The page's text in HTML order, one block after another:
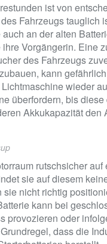
ist von
Fahrzeugs tauglich
an der alten
Vorgängerin. Eine
des Fahrzeugs
kann
wieder
überfordern, bis
Akkukapazität den
rutschsicher
sie auf diesem
nicht richtig
kann bei
provozieren oder
dass die